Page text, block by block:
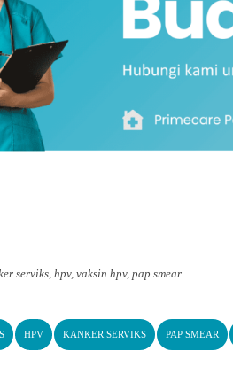
serviks, hpv, vaksin hpv, pap smear
HPV KANKER SERVIKS PAP SMEAR